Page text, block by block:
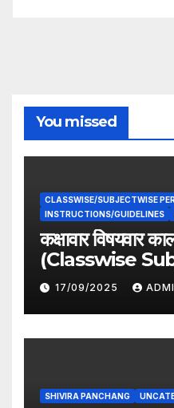
You missed
CLASSWISE/SUBJECTWISE
INSTRUCTIONS/GUIDELINES
कक्षावार विषयवार
(Classwise
period
17/09/2025
SHIVIRA PANCHANG